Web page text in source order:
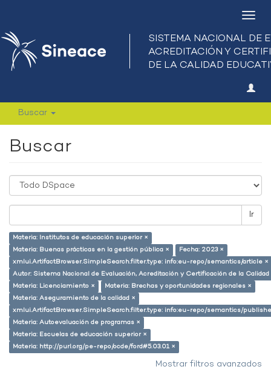
Buscar
Buscar
Ir
Materia: Institutos de educación superior ×
Materia: Buenas prácticas en la gestión pública ×
Fecha: 2023 ×
xmlui.ArtifactBrowser.SimpleSearch.filter.type: info:eu-repo/semantics/article ×
Autor: Sistema Nacional de Evaluación, Acreditación y Certificación de la
Materia: Licenciamiento ×
Materia: Brechas y oportunidades regionales ×
Materia: Aseguramiento de la calidad ×
xmlui.ArtifactBrowser.SimpleSearch.filter.type: info:eu-repo/semantics/
Materia: Autoevaluación de programas ×
Materia: Escuelas de educación superior ×
Materia: http://purl.org/pe-repo/ocde/ford#5.03.01 ×
Mostrar filtros avanzados